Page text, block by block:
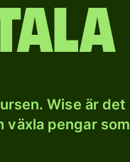
Wise är det
växla pengar som